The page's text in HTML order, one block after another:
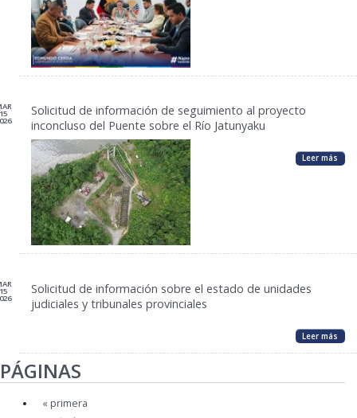
15
Solicitud de información de seguimiento al proyecto
inconcluso del Puente sobre el Río Jatunyaku
Leer más
15
Solicitud de información sobre el estado de unidades
judiciales y tribunales provinciales
Leer más
PÁGINAS
« primera